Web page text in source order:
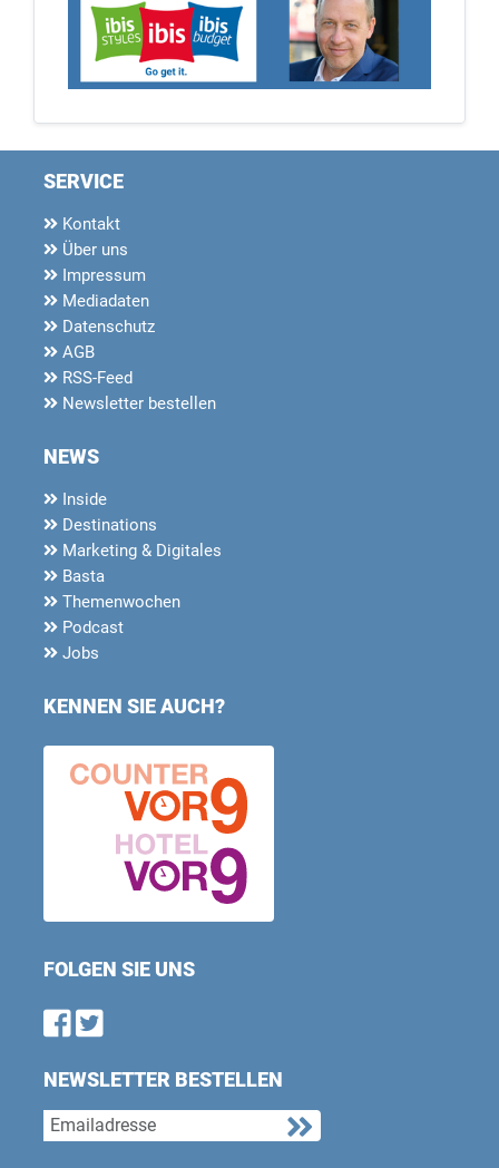
SERVICE
Kontakt
Über uns
Impressum
Mediadaten
Datenschutz
AGB
RSS-Feed
Newsletter bestellen
NEWS
Inside
Destinations
Marketing & Digitales
Basta
Themenwochen
Podcast
Jobs
KENNEN SIE AUCH?
FOLGEN SIE UNS
Find us on Facebook
Follow us on Twitter
NEWSLETTER BESTELLEN